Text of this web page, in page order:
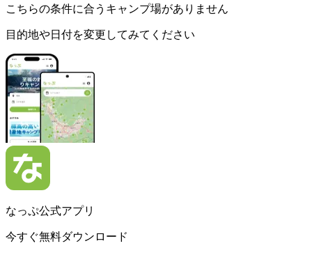
こちらの条件に合うキャンプ場がありません
目的地や日付を変更してみてください
なっぷ公式アプリ
今すぐ無料ダウンロード